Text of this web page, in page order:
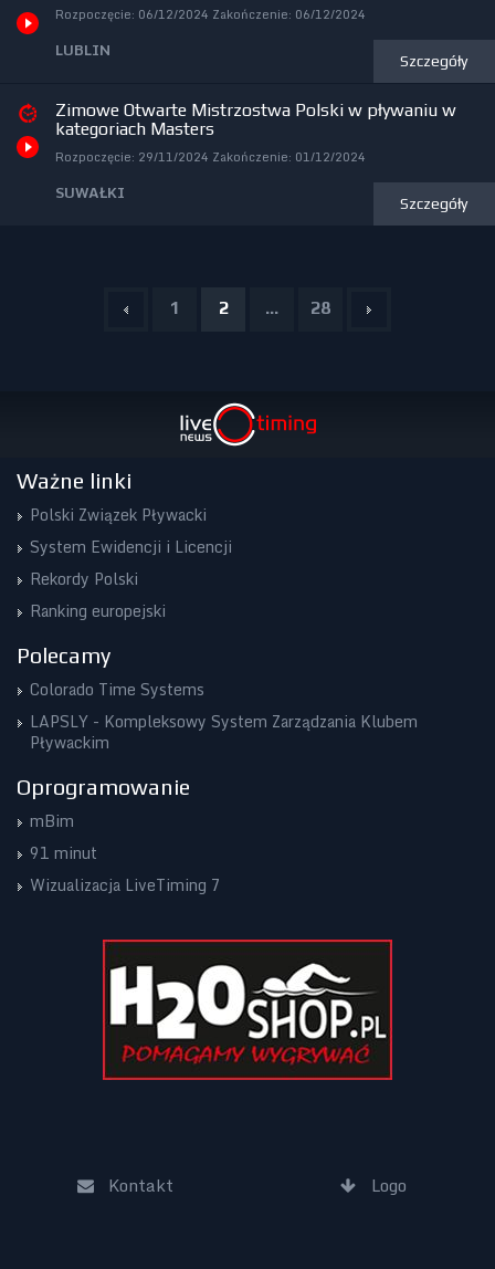
Rozpoczęcie: 06/12/2024 Zakończenie: 06/12/2024
LUBLIN Szczegóły
Zimowe Otwarte Mistrzostwa Polski w pływaniu w
kategoriach Masters
Rozpoczęcie: 29/11/2024 Zakończenie: 01/12/2024
SUWAŁKI Szczegóły
1 2 ... 28
Ważne linki
Polski Związek Pływacki
System Ewidencji i Licencji
Rekordy Polski
Ranking europejski
Polecamy
Colorado Time Systems
LAPSLY - Kompleksowy System Zarządzania Klubem
Pływackim
Oprogramowanie
mBim
91 minut
Wizualizacja LiveTiming 7
Kontakt Logo